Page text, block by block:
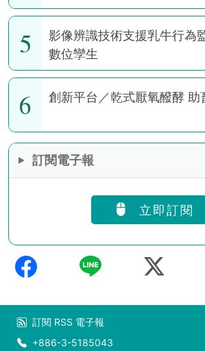
5
影像辨識技術支援乳牛行為
數位孿生
6 創新平台／乾式厭氧醱酵 助
訂閱電子報
立即訂閱
訂閱 RSS 電子報
+886-3-5185043